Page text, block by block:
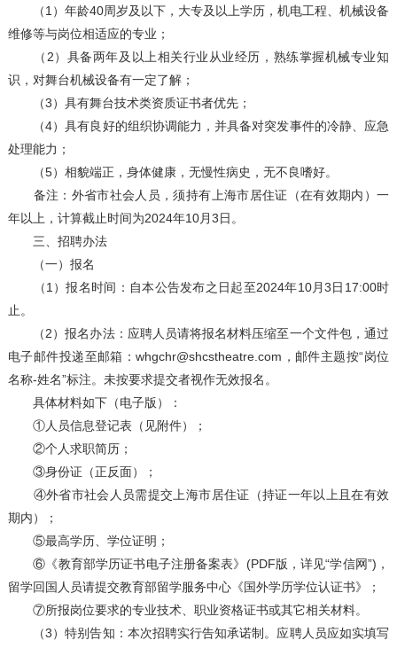
（1）年龄40周岁及以下，大专及以上学历，机电工程、机械设备
维修等与岗位相适应的专业；
（2）具备两年及以上相关行业从业经历，熟练掌握机械专业知
识，对舞台机械设备有一定了解；
（3）具有舞台技术类资质证书者优先；
（4）具有良好的组织协调能力，并具备对突发事件的冷静、应急
处理能力；
（5）相貌端正，身体健康，无慢性病史，无不良嗜好。
备注：外省市社会人员，须持有上海市居住证（在有效期内）一
年以上，计算截止时间为2024年10月3日。
三、招聘办法
（一）报名
（1）报名时间：自本公告发布之日起至2024年10月3日17:00时
止。
（2）报名办法：应聘人员请将报名材料压缩至一个文件包，通过
电子邮件投递至邮箱：whgchr@shcstheatre.com，邮件主题按“岗位
名称-姓名”标注。未按要求提交者视作无效报名。
具体材料如下（电子版）：
①人员信息登记表（见附件）；
②个人求职简历；
③身份证（正反面）；
④外省市社会人员需提交上海市居住证（持证一年以上且在有效
期内）；
⑤最高学历、学位证明；
⑥《教育部学历证书电子注册备案表》(PDF版，详见“学信网”)，
留学回国人员请提交教育部留学服务中心《国外学历学位认证书》；
⑦所报岗位要求的专业技术、职业资格证书或其它相关材料。
（3）特别告知：本次招聘实行告知承诺制。应聘人员应如实填写